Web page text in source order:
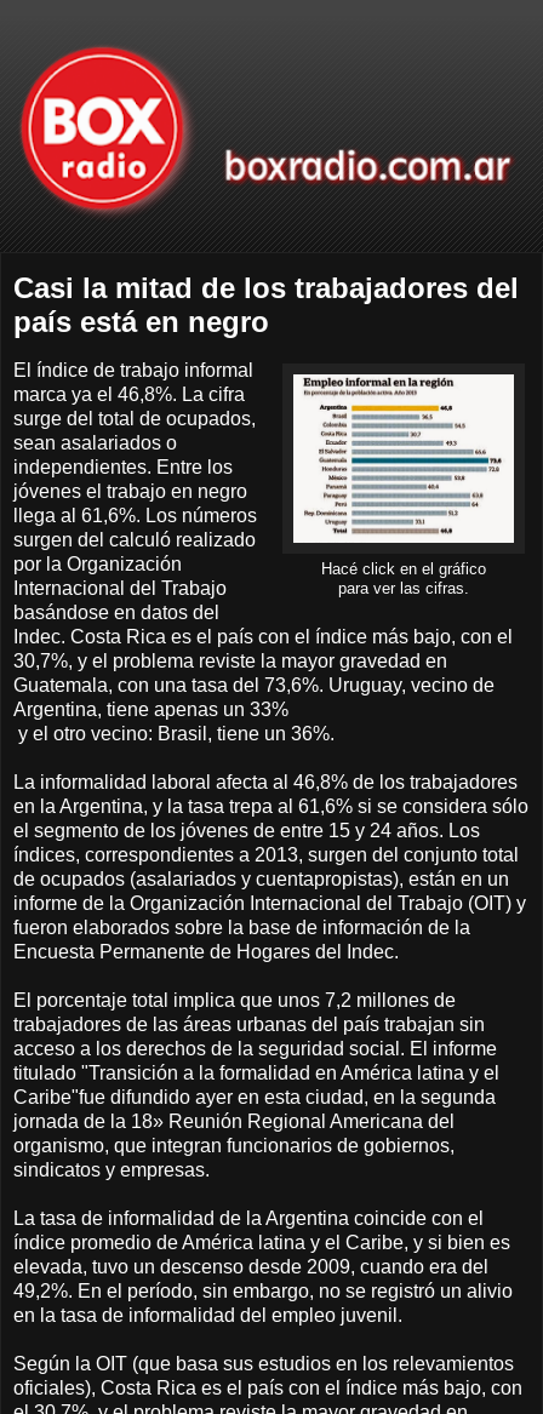
Casi la mitad de los trabajadores del
país está en negro
Hacé click en el gráfico
para ver las cifras.
El índice de trabajo informal
marca ya el 46,8%. La cifra
surge del total de ocupados,
sean asalariados o
independientes. Entre los
jóvenes el trabajo en negro
llega al 61,6%. Los números
surgen del calculó realizado
por la Organización
Internacional del Trabajo
basándose en datos del
Indec. Costa Rica es el país con el índice más bajo, con el
30,7%, y el problema reviste la mayor gravedad en
Guatemala, con una tasa del 73,6%. Uruguay, vecino de
Argentina, tiene apenas un 33%
y el otro vecino: Brasil, tiene un 36%.
La informalidad laboral afecta al 46,8% de los trabajadores
en la Argentina, y la tasa trepa al 61,6% si se considera sólo
el segmento de los jóvenes de entre 15 y 24 años. Los
índices, correspondientes a 2013, surgen del conjunto total
de ocupados (asalariados y cuentapropistas), están en un
informe de la Organización Internacional del Trabajo (OIT) y
fueron elaborados sobre la base de información de la
Encuesta Permanente de Hogares del Indec.
El porcentaje total implica que unos 7,2 millones de
trabajadores de las áreas urbanas del país trabajan sin
acceso a los derechos de la seguridad social. El informe
titulado "Transición a la formalidad en América latina y el
Caribe"fue difundido ayer en esta ciudad, en la segunda
jornada de la 18» Reunión Regional Americana del
organismo, que integran funcionarios de gobiernos,
sindicatos y empresas.
La tasa de informalidad de la Argentina coincide con el
índice promedio de América latina y el Caribe, y si bien es
elevada, tuvo un descenso desde 2009, cuando era del
49,2%. En el período, sin embargo, no se registró un alivio
en la tasa de informalidad del empleo juvenil.
Según la OIT (que basa sus estudios en los relevamientos
oficiales), Costa Rica es el país con el índice más bajo, con